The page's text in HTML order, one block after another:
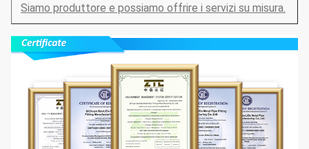
Siamo produttore e possiamo offrire i servizi su misura.